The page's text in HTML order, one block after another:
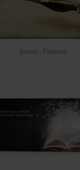
Source : Pinterest